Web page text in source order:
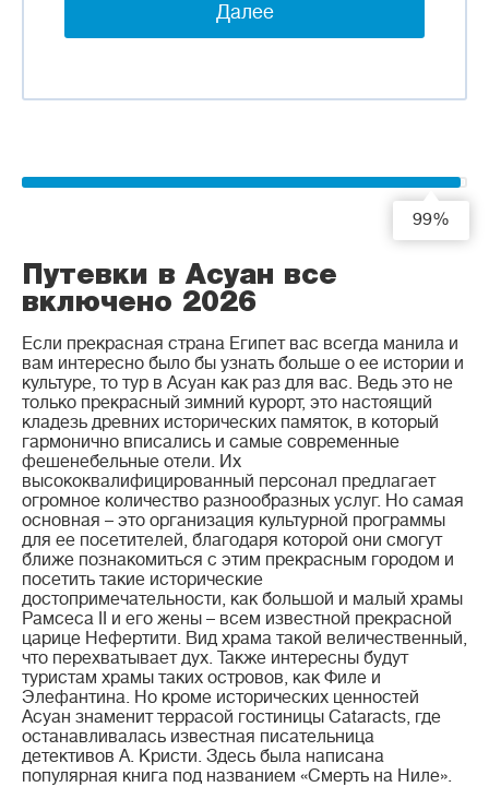
Далее
99%
Путевки в Асуан все
включено 2026
Если прекрасная страна Египет вас всегда манила и
вам интересно было бы узнать больше о ее истории и
культуре, то тур в Асуан как раз для вас. Ведь это не
только прекрасный зимний курорт, это настоящий
кладезь древних исторических памяток, в который
гармонично вписались и самые современные
фешенебельные отели. Их
высококвалифицированный персонал предлагает
огромное количество разнообразных услуг. Но самая
основная – это организация культурной программы
для ее посетителей, благодаря которой они смогут
ближе познакомиться с этим прекрасным городом и
посетить такие исторические
достопримечательности, как большой и малый храмы
Рамсеса II и его жены – всем известной прекрасной
царице Нефертити. Вид храма такой величественный,
что перехватывает дух. Также интересны будут
туристам храмы таких островов, как Филе и
Элефантина. Но кроме исторических ценностей
Асуан знаменит террасой гостиницы Cataracts, где
останавливалась известная писательница
детективов А. Кристи. Здесь была написана
популярная книга под названием «Смерть на Ниле».